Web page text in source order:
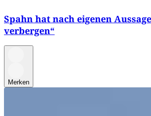
Spahn hat nach eigenen
verbergen“
Merken